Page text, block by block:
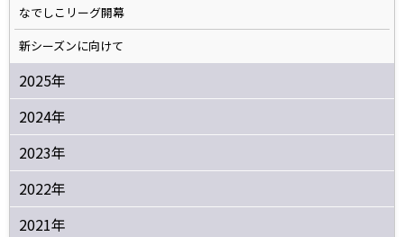
なでしこリーグ開幕
新シーズンに向けて
2025年
2024年
2023年
2022年
2021年